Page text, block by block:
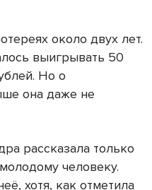
около двух лет.
выигрывать 50
Но о
она даже не
рассказала только
человеку.
хотя, как отметила